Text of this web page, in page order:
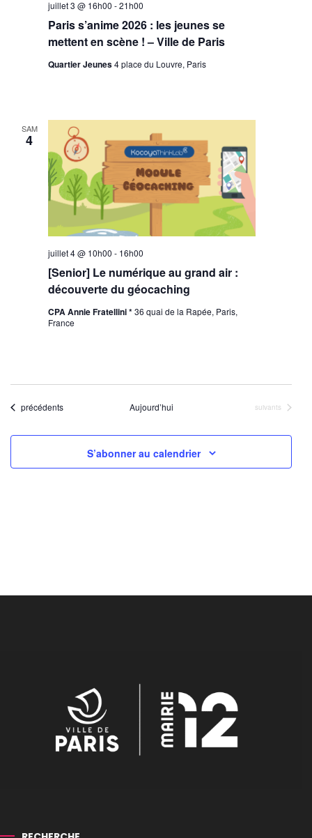
Paris s’anime 2026 : les jeunes se
mettent en scène ! – Ville de Paris
juillet 3 @ 16h00 -21h00
Quartier Jeunes4 place du Louvre, Paris
SAM
4
[Senior] Le numérique au grand air :
découverte du géocaching
juillet 4 @ 10h00 - 16h00
CPA Annie Fratellini *36 quai de la Rapée, Paris,
France
Évènements
précédents Aujourd’hui Évènements
suivants
S’abonner au calendrier